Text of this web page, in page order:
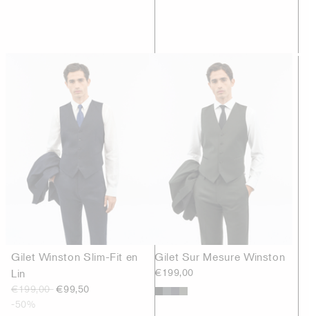
Gilet Winston Slim-Fit en
Lin
€199,00 €99,50
-50%
Gilet Sur Mesure Winston
€199,00